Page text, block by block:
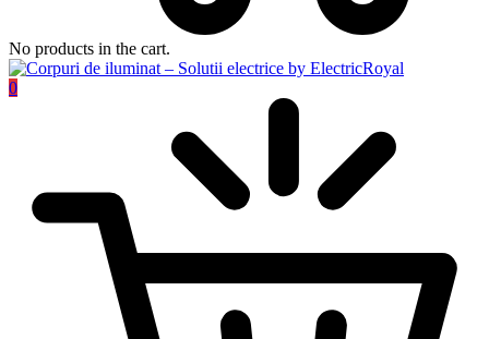
No products in the cart.
0